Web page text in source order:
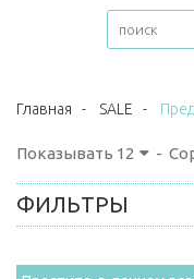
Главная - SALE -
Показывать 12 -
ФИЛЬТРЫ